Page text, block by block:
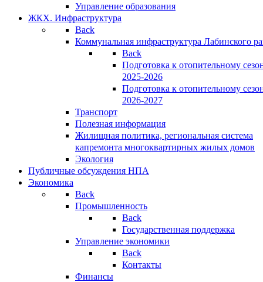
Управление образования
ЖКХ. Инфраструктура
Back
Коммунальная инфраструктура Лабинского
Back
Подготовка к отопительному
2025-2026
Подготовка к отопительному
2026-2027
Транспорт
Полезная информация
Жилищная политика, региональная система
капремонта многоквартирных жилых домов
Экология
Публичные обсуждения НПА
Экономика
Back
Промышленность
Back
Государственная поддержка
Управление экономики
Back
Контакты
Финансы